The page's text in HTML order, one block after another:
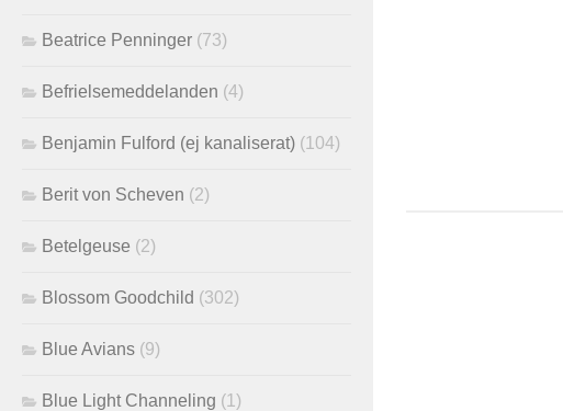
Beatrice Penninger (73)
Befrielsemeddelanden (4)
Benjamin Fulford (ej kanaliserat) (104)
Berit von Scheven (2)
Betelgeuse (2)
Blossom Goodchild (302)
Blue Avians (9)
Blue Light Channeling (1)